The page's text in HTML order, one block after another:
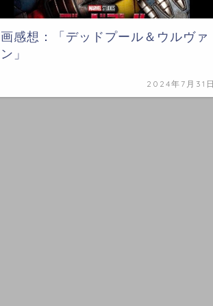
感想：「デッドプール＆ウルヴァ
」
2024年7月31